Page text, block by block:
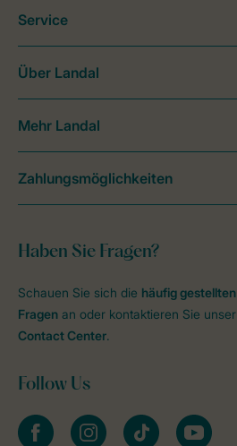
Haben Sie Fragen?
Schauen Sie sich die häufig gestellten
Fragen an oder kontaktieren Sie unser
Contact Center.
Follow Us
facebookinstagramtiktok youtube
Service
Über Landal
Mehr Landal
Zahlungsmöglichkeiten